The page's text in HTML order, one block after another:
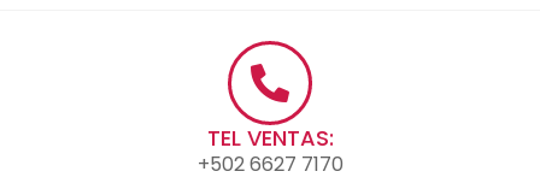
TEL VENTAS:
+502 6627 7170